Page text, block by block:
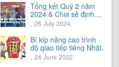
Tổng kết Quý 2 năm
2024 & Chia sẻ định
hướng Quý 3 năm
2024
, 26 July 2024
Bí kíp nâng cao trình
độ giao tiếp tiếng Nhật.
, 24 June 2022